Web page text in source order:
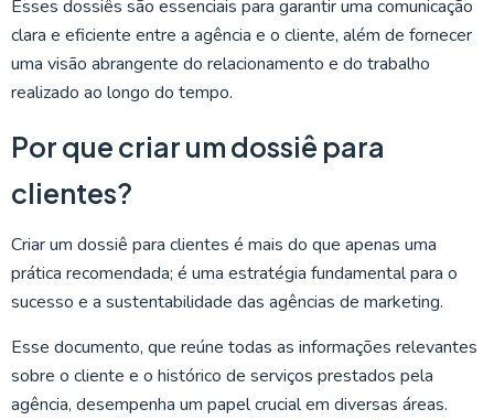
Esses dossiês são essenciais para garantir uma comunicação
clara e eficiente entre a agência e o cliente, além de fornecer
uma visão abrangente do relacionamento e do trabalho
realizado ao longo do tempo.
Por que criar um dossiê para
clientes?
Criar um dossiê para clientes é mais do que apenas uma
prática recomendada; é uma estratégia fundamental para o
sucesso e a sustentabilidade das agências de marketing.
Esse documento, que reúne todas as informações relevantes
sobre o cliente e o histórico de serviços prestados pela
agência, desempenha um papel crucial em diversas áreas.